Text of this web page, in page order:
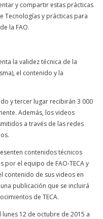
y compartir estas prácticas
Tecnologías y prácticas para
la FAO.
la validez técnica de la
el contenido y la
y tercer lugar recibirán 3 000
Además, los videos
a través de las redes
contenidos técnicos
por el equipo de FAO-TECA y
de sus videos en
publicación que se incluirá
de TECA.
12 de octubre de 2015 a